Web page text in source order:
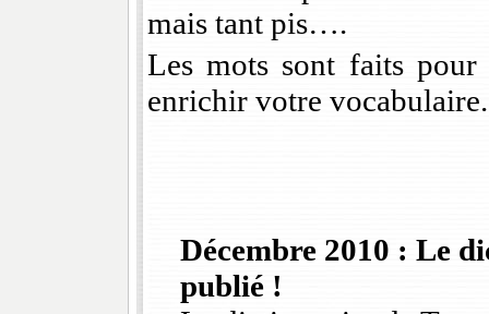
mais tant pis….
Les mots sont faits pour
enrichir votre vocabulaire.
Décembre 2010 : Le
publié !